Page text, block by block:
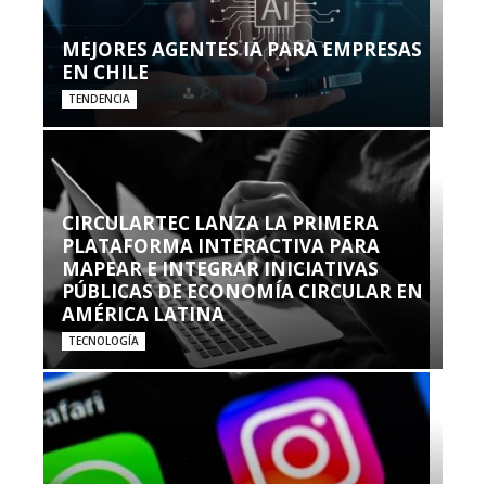
MEJORES AGENTES IA PARA EMPRESAS
EN CHILE
TENDENCIA
CIRCULARTEC LANZA LA PRIMERA
PLATAFORMA INTERACTIVA PARA
MAPEAR E INTEGRAR INICIATIVAS
PÚBLICAS DE ECONOMÍA CIRCULAR EN
AMÉRICA LATINA
TECNOLOGÍA